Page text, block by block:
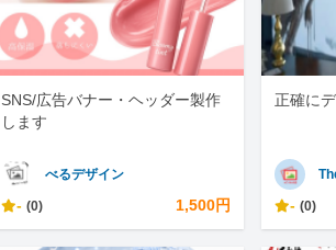
SNS/広告バナー・ヘッダー製作
します
べるデザイン
- (0) 1,500円
正確に
- (0)